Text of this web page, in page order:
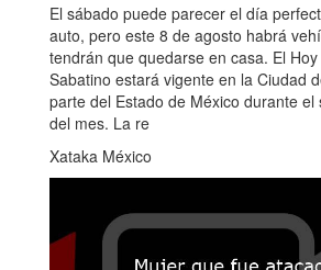
El sábado puede parecer el día
auto, pero este 8 de agosto habrá
tendrán que quedarse en casa. El
Sabatino estará vigente en la Ciudad
parte del Estado de México durante el
del mes. La re
Xataka México